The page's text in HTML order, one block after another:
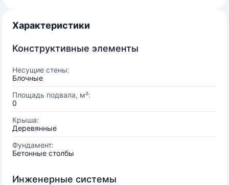
Характеристики
Конструктивные элементы
Несущие стены:
Блочные
Площадь подвала, м²:
0
Крыша:
Деревянные
Фундамент:
Бетонные столбы
Инженерные системы